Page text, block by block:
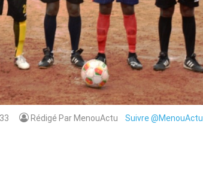
Rédigé Par MenouActuSuivre @MenouActu